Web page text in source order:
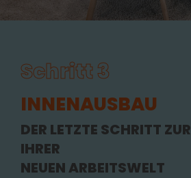
Schritt 3
DER LETZTE SCHRITT
IHRER
NEUEN ARBEITSWELT